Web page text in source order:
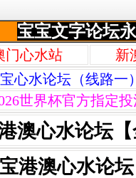
宝宝文字论坛
门心水站
新
心水论坛（线路一
世界杯官方指定
澳心水论坛
港澳心水论